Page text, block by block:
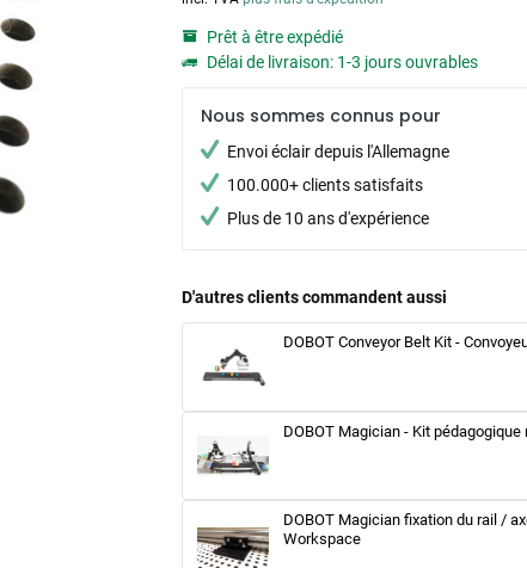
Prêt à être expédié
Délai de livraison: 1-3 jours ouvrables
Nous sommes connus pour
Envoi éclair depuis l'Allemagne
100.000+ clients satisfaits
Plus de 10 ans d'expérience
D'autres clients commandent aussi
DOBOT Conveyor Belt Kit -
DOBOT Magician - Kit pédagogique
DOBOT Magician fixation du rail /
Workspace